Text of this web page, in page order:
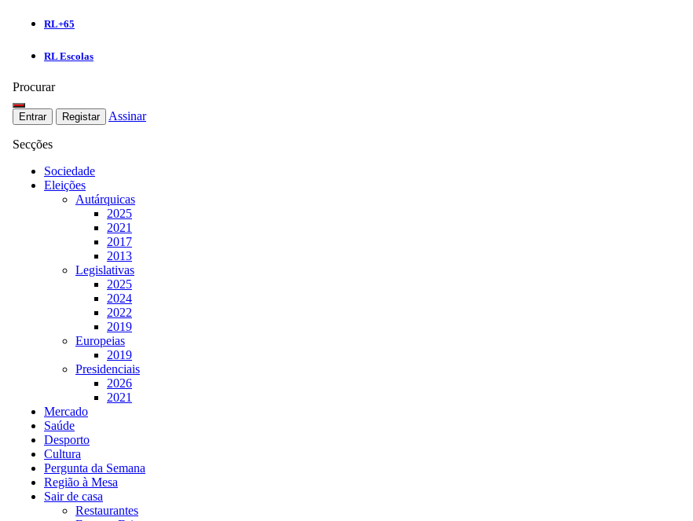
RL+65
RL Escolas
Procurar
Entrar Registar Assinar
Secções
Sociedade
Eleições
Autárquicas
2025
2021
2017
2013
Legislativas
2025
2024
2022
2019
Europeias
2019
Presidenciais
2026
2021
Mercado
Saúde
Desporto
Cultura
Pergunta da Semana
Região à Mesa
Sair de casa
Restaurantes